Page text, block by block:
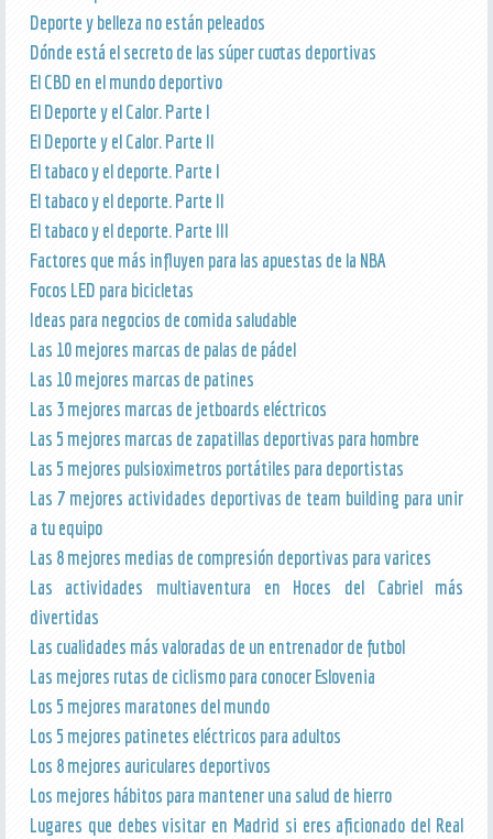
Deporte y belleza no están peleados
Dónde está el secreto de las súper cuotas deportivas
El CBD en el mundo deportivo
El Deporte y el Calor. Parte I
El Deporte y el Calor. Parte II
El tabaco y el deporte. Parte I
El tabaco y el deporte. Parte II
El tabaco y el deporte. Parte III
Factores que más influyen para las apuestas de la NBA
Focos LED para bicicletas
Ideas para negocios de comida saludable
Las 10 mejores marcas de palas de pádel
Las 10 mejores marcas de patines
Las 3 mejores marcas de jetboards eléctricos
Las 5 mejores marcas de zapatillas deportivas para hombre
Las 5 mejores pulsioximetros portátiles para deportistas
Las 7 mejores actividades deportivas de team building para unir
a tu equipo
Las 8 mejores medias de compresión deportivas para varices
Las actividades multiaventura en Hoces del Cabriel más
divertidas
Las cualidades más valoradas de un entrenador de futbol
Las mejores rutas de ciclismo para conocer Eslovenia
Los 5 mejores maratones del mundo
Los 5 mejores patinetes eléctricos para adultos
Los 8 mejores auriculares deportivos
Los mejores hábitos para mantener una salud de hierro
Lugares que debes visitar en Madrid si eres aficionado del Real